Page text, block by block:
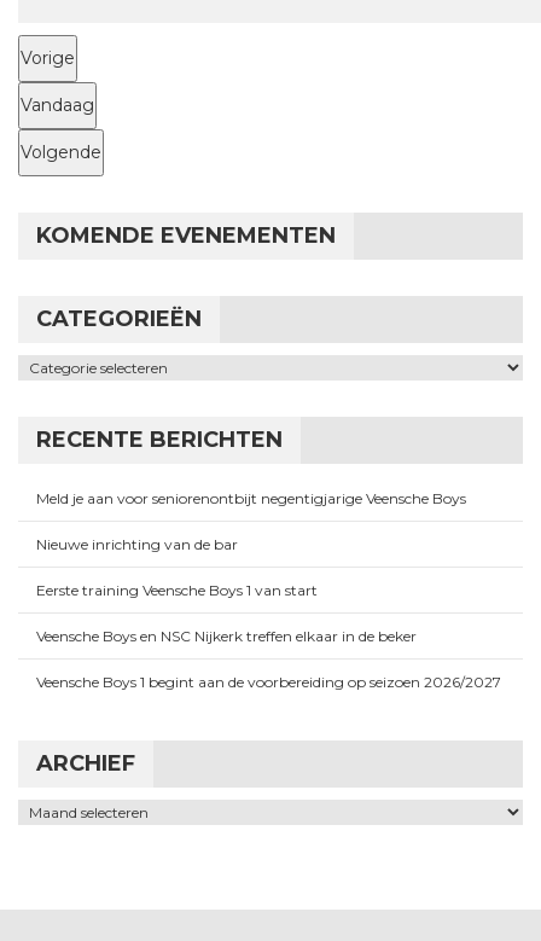
Vorige
Vandaag
Volgende
KOMENDE EVENEMENTEN
CATEGORIEËN
Categorieën
RECENTE BERICHTEN
Meld je aan voor seniorenontbijt negentigjarige Veensche Boys
Nieuwe inrichting van de bar
Eerste training Veensche Boys 1 van start
Veensche Boys en NSC Nijkerk treffen elkaar in de beker
Veensche Boys 1 begint aan de voorbereiding op seizoen 2026/2027
ARCHIEF
Archief